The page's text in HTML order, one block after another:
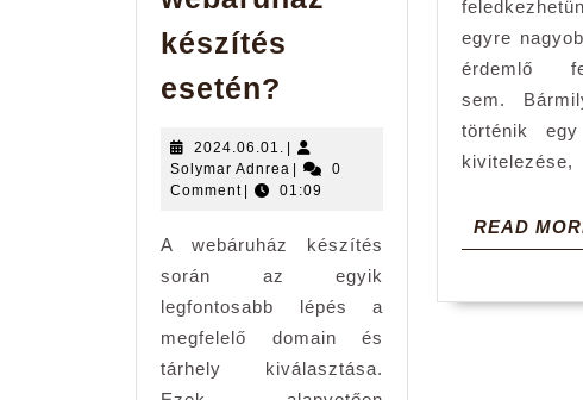
készítés
esetén?
szempontokat
ajánlatos
figyelembe
a
domain
és
a
2024.06.01. 2024.06.01.
Solymar Adnrea Solymar
Adnrea
0
Comment
01:09
A webáruház készítés
során az egyik
legfontosabb lépés a
megfelelő domain és
tárhely kiválasztása.
egyre
érdemlő
sem.
történik
kivitelezése,
READ